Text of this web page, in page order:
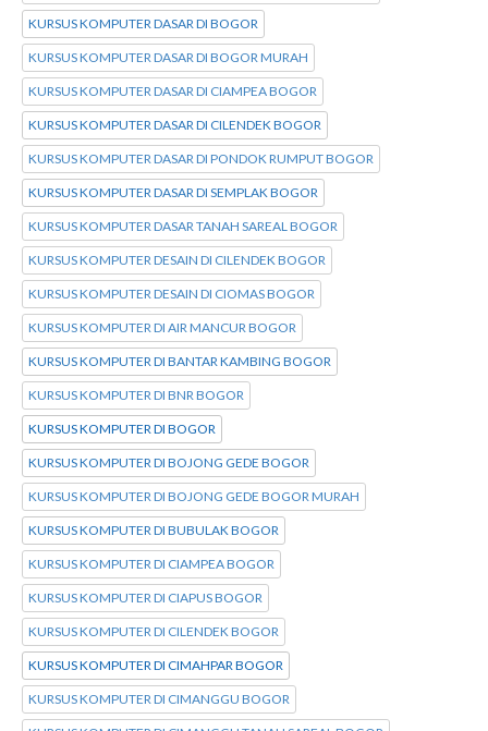
KURSUS KOMPUTER DASAR DI BOGOR
KURSUS KOMPUTER DASAR DI BOGOR MURAH
KURSUS KOMPUTER DASAR DI CIAMPEA BOGOR
KURSUS KOMPUTER DASAR DI CILENDEK BOGOR
KURSUS KOMPUTER DASAR DI PONDOK RUMPUT BOGOR
KURSUS KOMPUTER DASAR DI SEMPLAK BOGOR
KURSUS KOMPUTER DASAR TANAH SAREAL BOGOR
KURSUS KOMPUTER DESAIN DI CILENDEK BOGOR
KURSUS KOMPUTER DESAIN DI CIOMAS BOGOR
KURSUS KOMPUTER DI AIR MANCUR BOGOR
KURSUS KOMPUTER DI BANTAR KAMBING BOGOR
KURSUS KOMPUTER DI BNR BOGOR
KURSUS KOMPUTER DI BOGOR
KURSUS KOMPUTER DI BOJONG GEDE BOGOR
KURSUS KOMPUTER DI BOJONG GEDE BOGOR MURAH
KURSUS KOMPUTER DI BUBULAK BOGOR
KURSUS KOMPUTER DI CIAMPEA BOGOR
KURSUS KOMPUTER DI CIAPUS BOGOR
KURSUS KOMPUTER DI CILENDEK BOGOR
KURSUS KOMPUTER DI CIMAHPAR BOGOR
KURSUS KOMPUTER DI CIMANGGU BOGOR